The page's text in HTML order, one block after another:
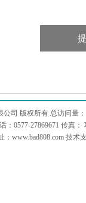
司 版权所有 总访问量：
：0577-27869671 传真
：www.bad808.com 技